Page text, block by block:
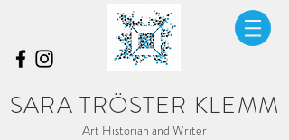
SARA TRÖSTER KLEMM
Art Historian and Writer